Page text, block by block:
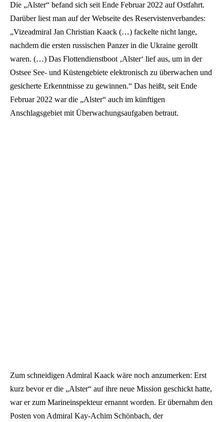
Die „Alster“ befand sich seit Ende Februar 2022 auf Ostfahrt.
Darüber liest man auf der Webseite des Reservistenverbandes:
„Vizeadmiral Jan Christian Kaack (…) fackelte nicht lange,
nachdem die ersten russischen Panzer in die Ukraine gerollt
waren. (…) Das Flottendienstboot ‚Alster‘ lief aus, um in der
Ostsee See- und Küstengebiete elektronisch zu überwachen und
gesicherte Erkenntnisse zu gewinnen.“ Das heißt, seit Ende
Februar 2022 war die „Alster“ auch im künftigen
Anschlagsgebiet mit Überwachungsaufgaben betraut.
Zum schneidigen Admiral Kaack wäre noch anzumerken: Erst
kurz bevor er die „Alster“ auf ihre neue Mission geschickt hatte,
war er zum Marineinspekteur ernannt worden. Er übernahm den
Posten von Admiral Kay-Achim Schönbach, der